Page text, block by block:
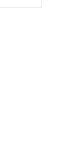
球头